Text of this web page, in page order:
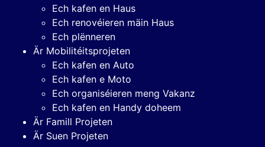
Ech kafen en Haus
Ech renovéieren mäin Haus
Ech plënneren
Är Mobilitéitsprojeten
Ech kafen en Auto
Ech kafen e Moto
Ech organiséieren meng Vakanz
Ech kafen en Handy doheem
Är Famill Projeten
Är Suen Projeten